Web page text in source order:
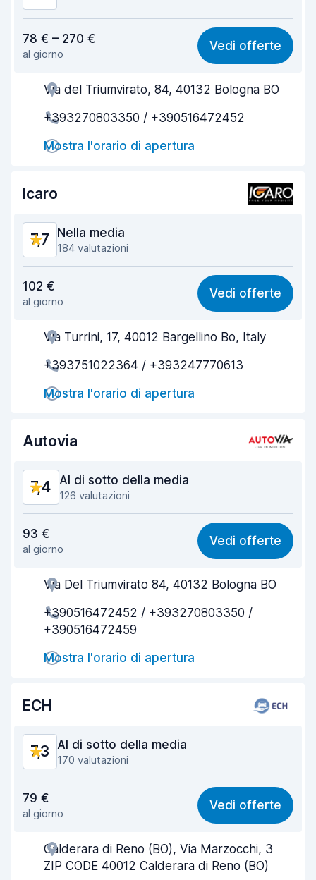
7,4
Facile da trovare 8,2
Gentilezza degli agenti
Rapidità del ritiro
Rapidità della riconsegna
7,2
78 € – 270 €
al giorno
Vedi offerte
Via del Triumvirato, 84, 40132 Bologna BO
+393270803350 / +390516472452
Mostra l'orario di apertura
Icaro
7,7 Nella media
184 valutazioni
7,6
Facile da trovare 7,7
Gentilezza degli agenti
Rapidità del ritiro
Rapidità della riconsegna
102 €
al giorno
Vedi offerte
Via Turrini, 17, 40012 Bargellino Bo, Italy
+393751022364 / +393247770613
Mostra l'orario di apertura
Autovia
7,4 Al di sotto della media
126 valutazioni
7,4
Facile da trovare 8,0
Gentilezza degli agenti
Rapidità del ritiro
Condizioni dell'auto 7,5
93 €
al giorno
Vedi offerte
Via Del Triumvirato 84, 40132 Bologna BO
+390516472452 / +393270803350 /
+390516472459
Mostra l'orario di apertura
ECH
7,3 Al di sotto della media
170 valutazioni
7,1
Facile da trovare 6,7
Gentilezza degli agenti
79 €
al giorno
Vedi offerte
Calderara di Reno (BO), Via Marzocchi, 3
ZIP CODE 40012 Calderara di Reno (BO)